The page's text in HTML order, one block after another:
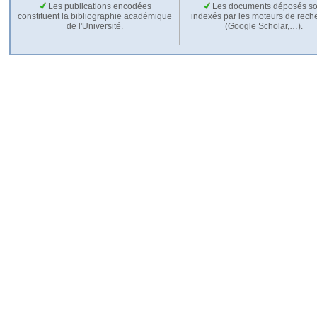
Les publications encodées
constituent la bibliographie académique
de l'Université.
Les documents déposés
indexés par les moteurs de
(Google Scholar,…).